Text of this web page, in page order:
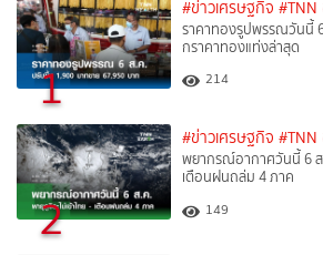
1
#ข่าวเศรษฐกิจ
ราคาทองรูปพรรณวันนี้
กราคาทองแท่งล่าสุด
214
2
#ข่าวเศรษฐกิจ
พยากรณ์อากาศวันนี้ 6 ส.
เตือนฝนถล่ม 4 ภาค
149